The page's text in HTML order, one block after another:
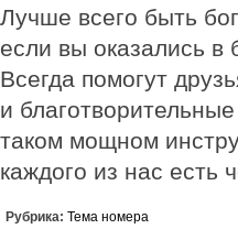
Лучше всего быть
если вы оказались в
Всегда помогут
и
таком мощном
каждого из нас есть
Рубрика: Тема номера